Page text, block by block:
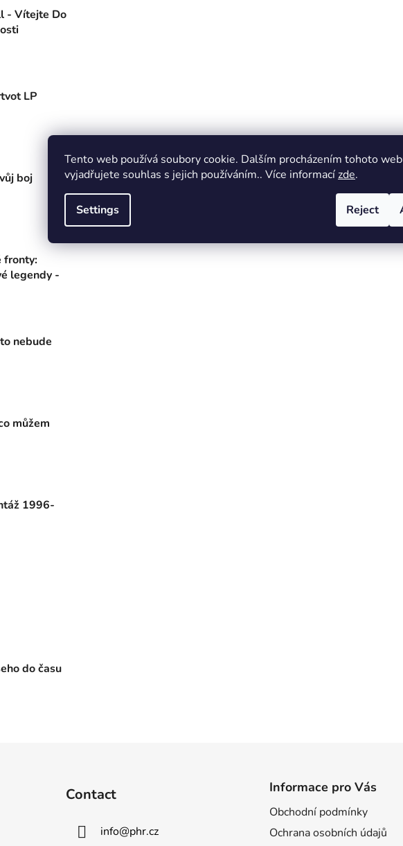
Tento web používá soubory cookie. Dalším procházením tohoto
vyjadřujete souhlas s jejich používáním.. Více informacízde.
Settings Reject
- Vítejte Do
LP
boj
fronty:
legendy -
nebude
můžem
1996-
do času
Contact
info@phr.cz
Informace pro Vás
Obchodní podmínky
Ochrana osobních údajů